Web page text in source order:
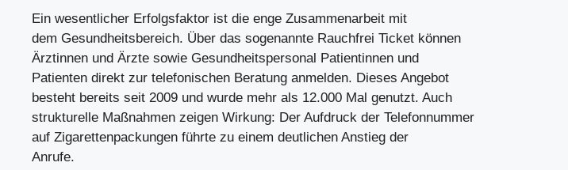
Ein wesentlicher Erfolgsfaktor ist die enge Zusammenarbeit mit
dem Gesundheitsbereich. Über das sogenannte Rauchfrei Ticket können
Ärztinnen und Ärzte sowie Gesundheitspersonal Patientinnen und
Patienten direkt zur telefonischen Beratung anmelden. Dieses Angebot
besteht bereits seit 2009 und wurde mehr als 12.000 Mal genutzt. Auch
strukturelle Maßnahmen zeigen Wirkung: Der Aufdruck der Telefonnummer
auf Zigarettenpackungen führte zu einem deutlichen Anstieg der
Anrufe.